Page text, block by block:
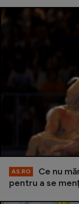
AS.RO
Ce nu
pentru a se